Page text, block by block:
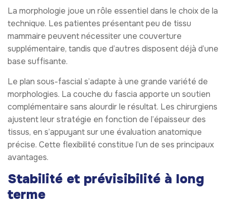
La morphologie joue un rôle essentiel dans le choix de la
technique. Les patientes présentant peu de tissu
mammaire peuvent nécessiter une couverture
supplémentaire, tandis que d’autres disposent déjà d’une
base suffisante.
Le plan sous-fascial s’adapte à une grande variété de
morphologies. La couche du fascia apporte un soutien
complémentaire sans alourdir le résultat. Les chirurgiens
ajustent leur stratégie en fonction de l’épaisseur des
tissus, en s’appuyant sur une évaluation anatomique
précise. Cette flexibilité constitue l’un de ses principaux
avantages.
Stabilité et prévisibilité à long
terme